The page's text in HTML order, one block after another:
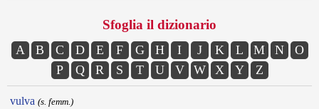
Sfoglia il dizionario
A B C D E F G H I J K L M N
O
P
Q R S T U V W X Y Z
vulva (s. femm.)